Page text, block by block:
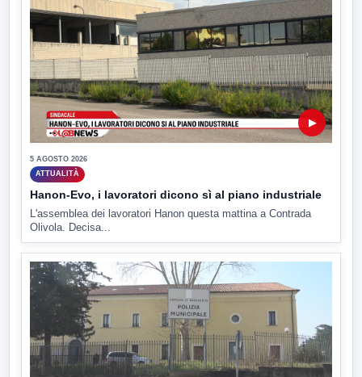
▶
5 AGOSTO 2026
ATTUALITÀ
Hanon-Evo, i lavoratori dicono sì al piano industriale
L'assemblea dei lavoratori Hanon questa mattina a Contrada
Olivola. Decisa...